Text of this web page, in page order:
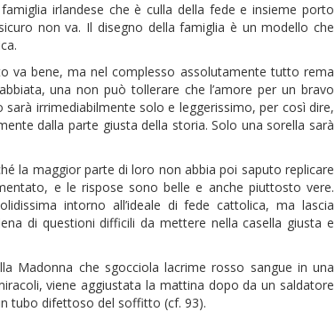
irlandese che è culla della fede e insieme porto
non va. Il disegno della famiglia è un modello che
va bene, ma nel complesso assolutamente tutto rema
una non può tollerare che l’amore per un bravo
irrimediabilmente solo e leggerissimo, per così dire,
dalla parte giusta della storia. Solo una sorella sarà
la maggior parte di loro non abbia poi saputo replicare
e le rispose sono belle e anche piuttosto vere.
intorno all’ideale di fede cattolica, ma lascia
di questioni difficili da mettere nella casella giusta e
Madonna che sgocciola lacrime rosso sangue in una
viene aggiustata la mattina dopo da un saldatore
tubo difettoso del soffitto (cf. 93).